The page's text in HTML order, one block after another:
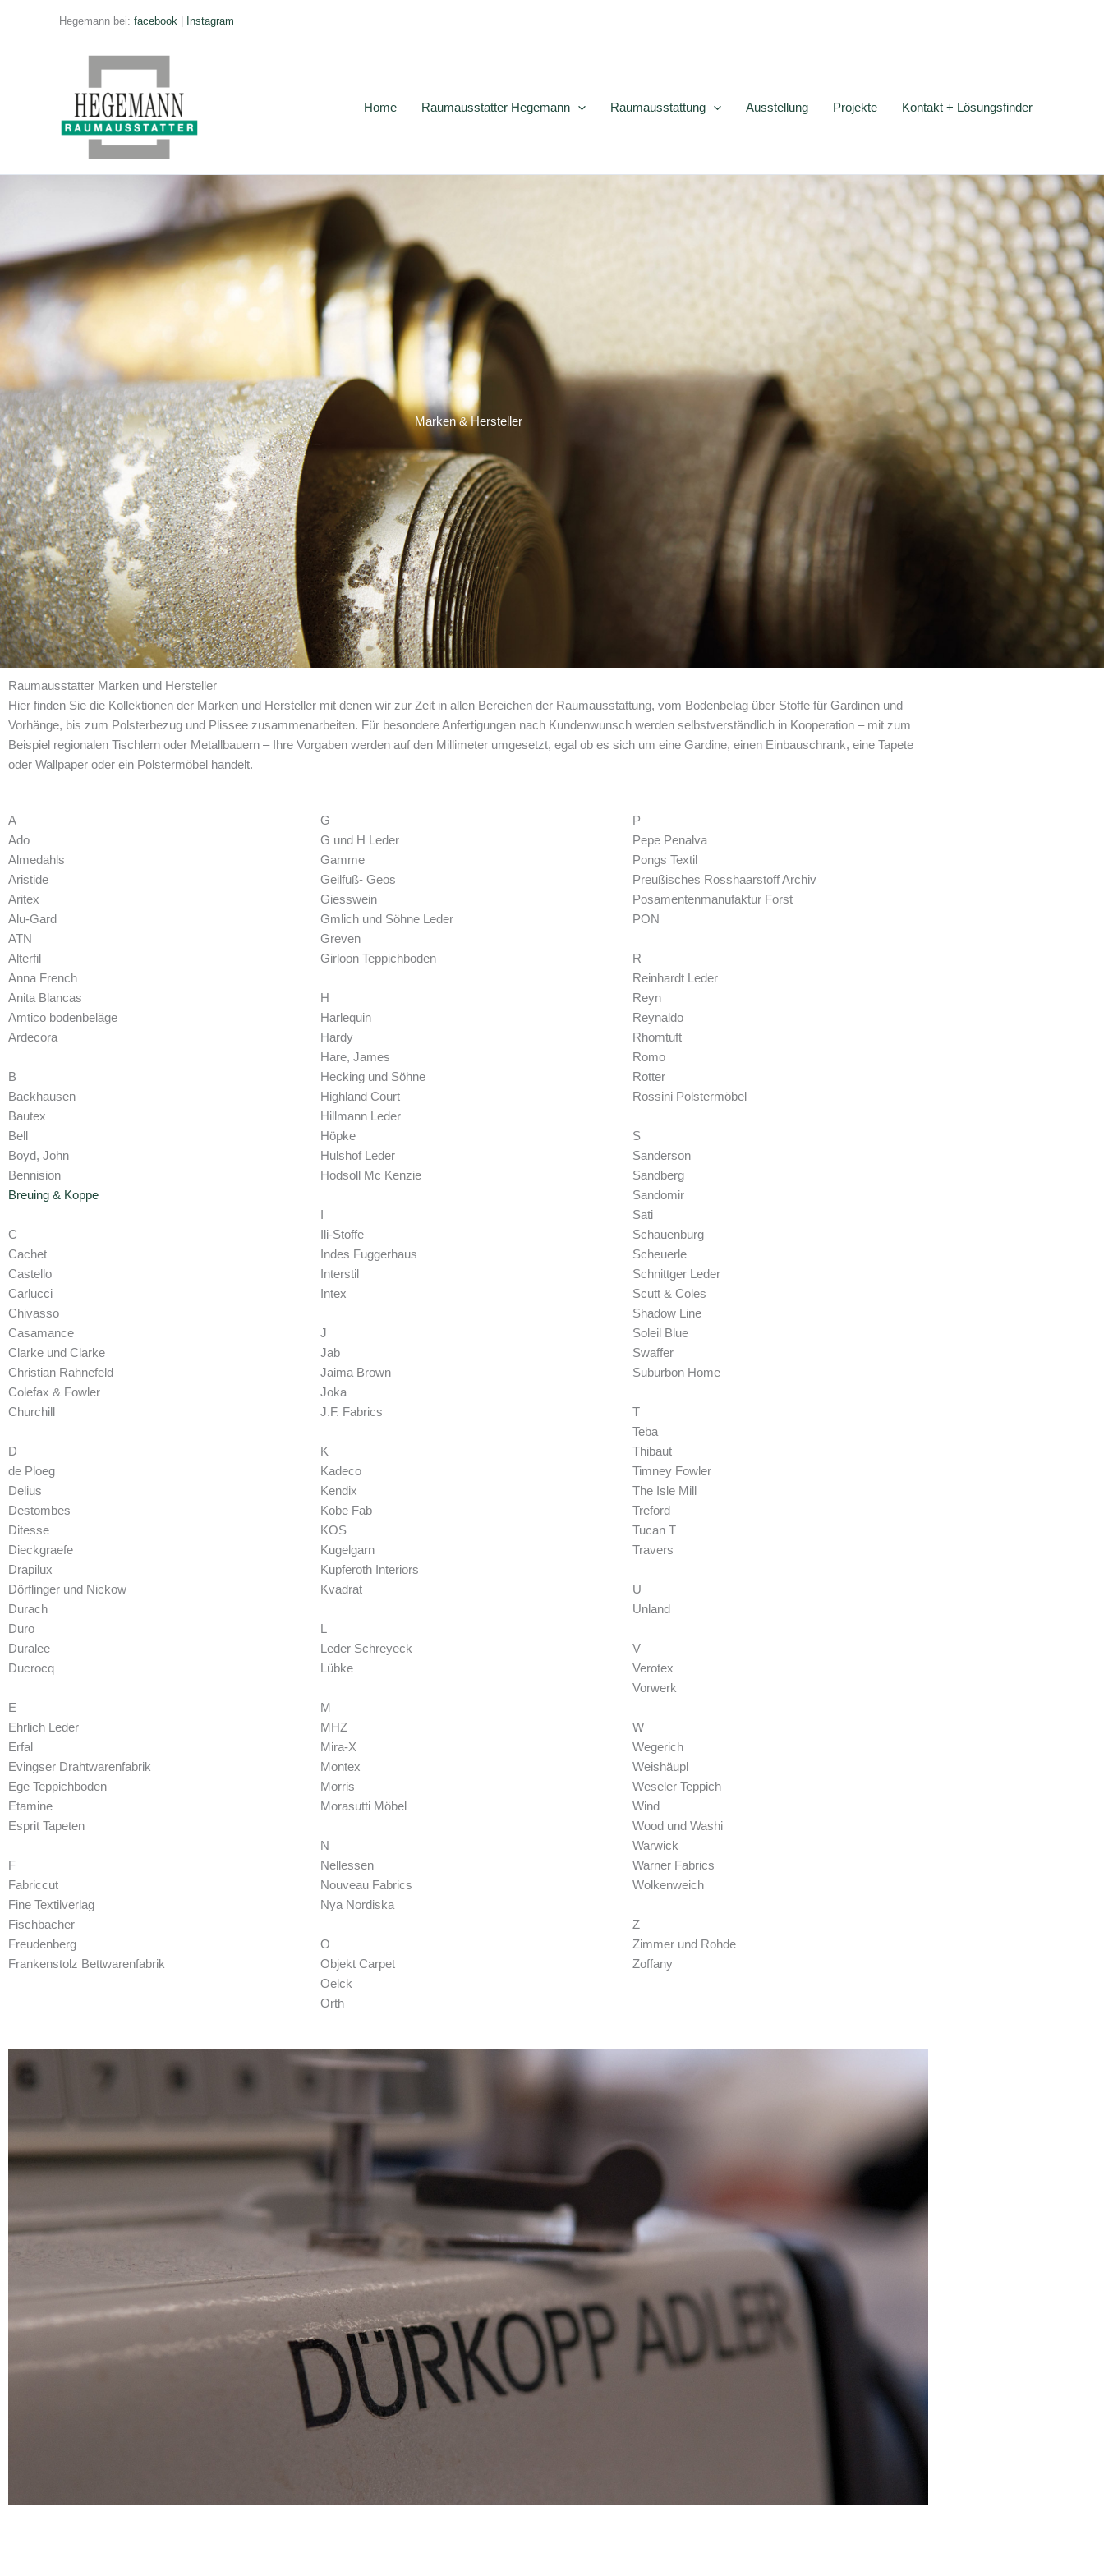
Hegemann bei: facebook | Instagram
Home Raumausstatter Hegemann Raumausstattung Ausstellung Projekte Kontakt + Lösungsfinder
Marken & Hersteller
Raumausstatter Marken und Hersteller
Hier finden Sie die Kollektionen der Marken und Hersteller mit denen wir zur Zeit in allen Bereichen der Raumausstattung, vom Bodenbelag über Stoffe für Gardinen und
Vorhänge, bis zum Polsterbezug und Plissee zusammenarbeiten. Für besondere Anfertigungen nach Kundenwunsch werden selbstverständlich in Kooperation – mit zum
Beispiel regionalen Tischlern oder Metallbauern – Ihre Vorgaben werden auf den Millimeter umgesetzt, egal ob es sich um eine Gardine, einen Einbauschrank, eine Tapete
oder Wallpaper oder ein Polstermöbel handelt.
A
Ado
Almedahls
Aristide
Aritex
Alu-Gard
ATN
Alterfil
Anna French
Anita Blancas
Amtico bodenbeläge
Ardecora
B
Backhausen
Bautex
Bell
Boyd, John
Bennision
Breuing & Koppe
C
Cachet
Castello
Carlucci
Chivasso
Casamance
Clarke und Clarke
Christian Rahnefeld
Colefax & Fowler
Churchill
D
de Ploeg
Delius
Destombes
Ditesse
Dieckgraefe
Drapilux
Dörflinger und Nickow
Durach
Duro
Duralee
Ducrocq
E
Ehrlich Leder
Erfal
Evingser Drahtwarenfabrik
Ege Teppichboden
Etamine
Esprit Tapeten
F
Fabriccut
Fine Textilverlag
Fischbacher
Freudenberg
Frankenstolz Bettwarenfabrik
G
G und H Leder
Gamme
Geilfuß- Geos
Giesswein
Gmlich und Söhne Leder
Greven
Girloon Teppichboden
H
Harlequin
Hardy
Hare, James
Hecking und Söhne
Highland Court
Hillmann Leder
Höpke
Hulshof Leder
Hodsoll Mc Kenzie
I
Ili-Stoffe
Indes Fuggerhaus
Interstil
Intex
J
Jab
Jaima Brown
Joka
J.F. Fabrics
K
Kadeco
Kendix
Kobe Fab
KOS
Kugelgarn
Kupferoth Interiors
Kvadrat
L
Leder Schreyeck
Lübke
M
MHZ
Mira-X
Montex
Morris
Morasutti Möbel
N
Nellessen
Nouveau Fabrics
Nya Nordiska
O
Objekt Carpet
Oelck
Orth
P
Pepe Penalva
Pongs Textil
Preußisches Rosshaarstoff Archiv
Posamentenmanufaktur Forst
PON
R
Reinhardt Leder
Reyn
Reynaldo
Rhomtuft
Romo
Rotter
Rossini Polstermöbel
S
Sanderson
Sandberg
Sandomir
Sati
Schauenburg
Scheuerle
Schnittger Leder
Scutt & Coles
Shadow Line
Soleil Blue
Swaffer
Suburbon Home
T
Teba
Thibaut
Timney Fowler
The Isle Mill
Treford
Tucan T
Travers
U
Unland
V
Verotex
Vorwerk
W
Wegerich
Weishäupl
Weseler Teppich
Wind
Wood und Washi
Warwick
Warner Fabrics
Wolkenweich
Z
Zimmer und Rohde
Zoffany